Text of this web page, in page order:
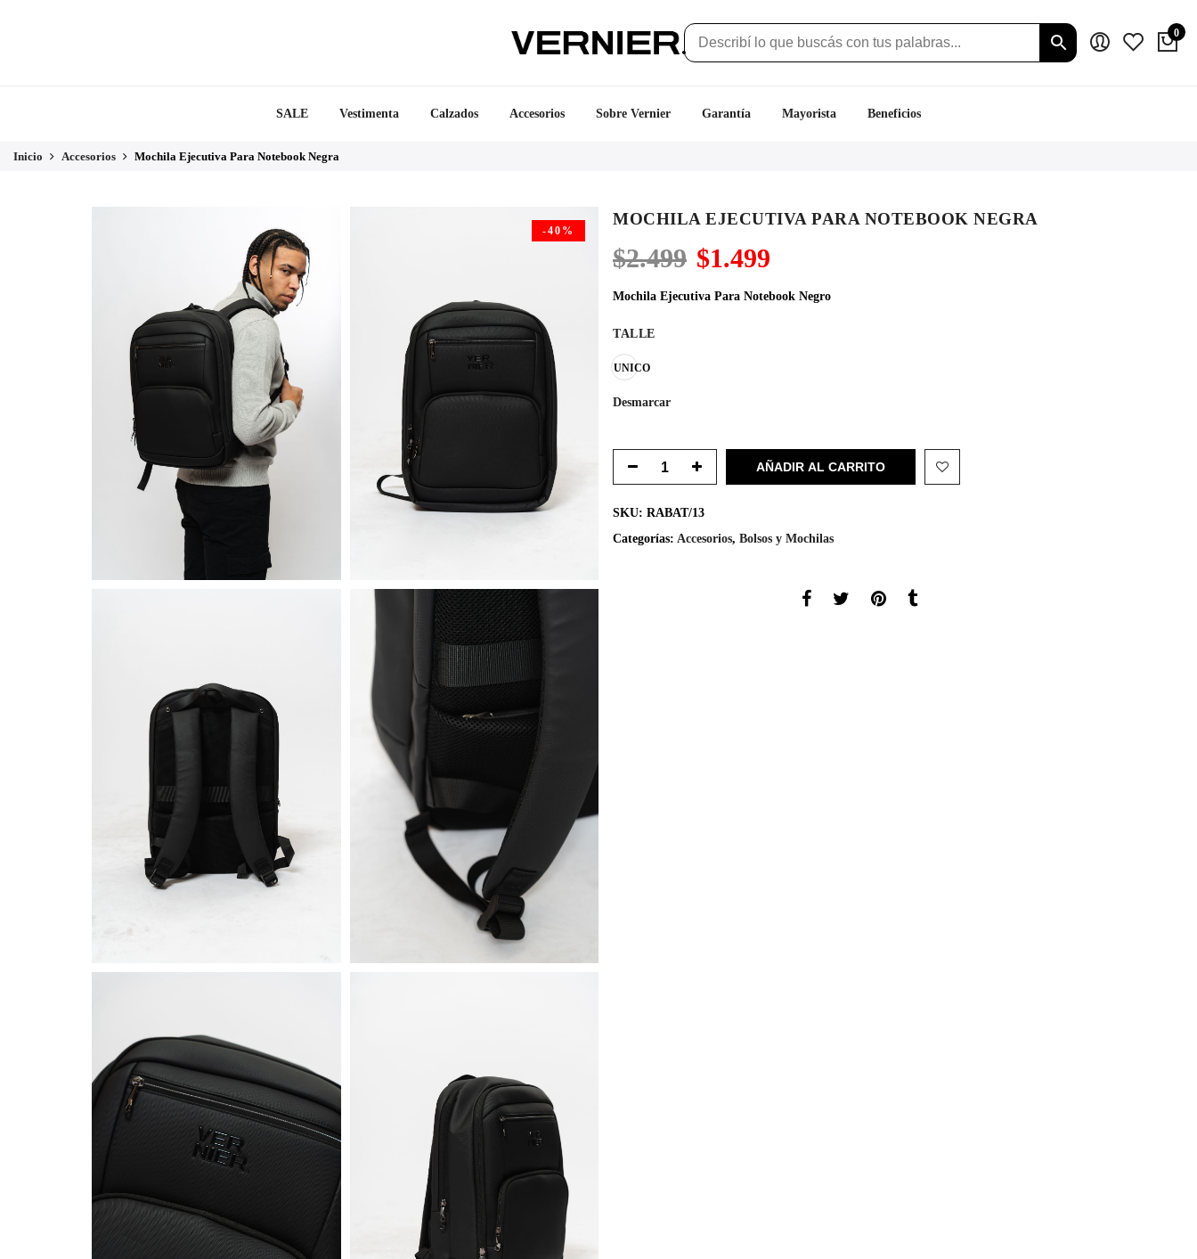
0
SALE Vestimenta Calzados Accesorios Sobre Vernier Garantía Mayorista Beneficios
Inicio Accesorios Mochila Ejecutiva Para Notebook Negra
-40%
MOCHILA EJECUTIVA PARA NOTEBOOK NEGRA
$2.499 El
precio
original
$1.499
actual
Mochila Ejecutiva Para Notebook Negro
TALLE
UNICO
Desmarcar
AÑADIR AL CARRITO
SKU: RABAT/13
Categorías: Accesorios, Bolsos y Mochilas